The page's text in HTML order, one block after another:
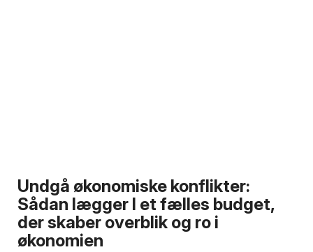
Undgå økonomiske konflikter:
Sådan lægger I et fælles budget,
der skaber overblik og ro i
økonomien